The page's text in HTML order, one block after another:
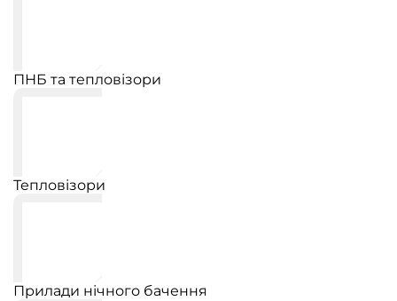
ПНБ та тепловізори
Тепловізори
Прилади нічного бачення